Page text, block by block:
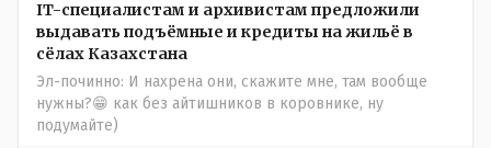
- все эти вопросы можно решать и устранять эти сбои и
удалённо - лёжа на диване, в городе. Но, этих
современных и оцифрованных МТФ критично мало для
массового переезда лохматых и обкуренных молодых
ребят из города в село, да и те МТФ я по опыту
подозреваю, скоро перейдут на обслуживание с
помошью кувалды, китайского скотча, алюминевой
IT-специалистам и архивистам предложили
выдавать подъёмные и кредиты на жильё в
сёлах Казахстана
Эл-починно: И нахрена они, скажите мне, там вообще
нужны?😁 как без айтишников в коровнике, ну
подумайте)